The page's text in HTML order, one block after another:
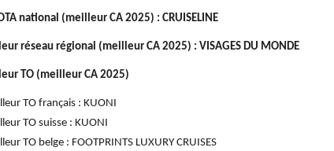
national (meilleur CA 2025) : CRUISELINE
réseau régional (meilleur CA 2025) : VISAGES DU MONDE
TO (meilleur CA 2025)
TO français : KUONI
TO suisse : KUONI
TO belge : FOOTPRINTS LUXURY CRUISES